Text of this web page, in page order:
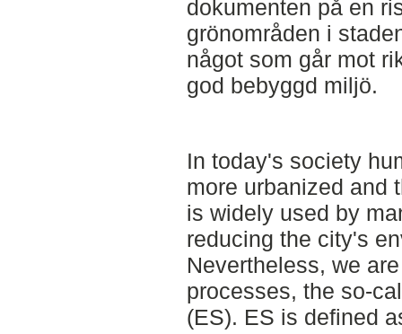
dokumenten på en
grönområden i
något som går mot
god bebyggd miljö.
In today's society
more urbanized and
is widely used by
reducing the city's
Nevertheless, we
processes, the so-
(ES). ES is defined